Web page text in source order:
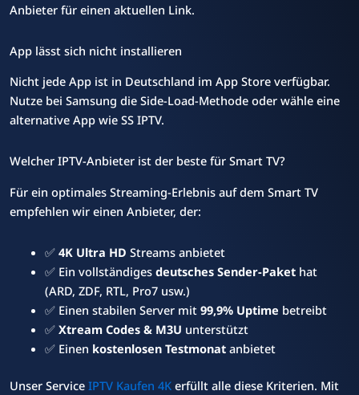
Anbieter für einen aktuellen Link.
App lässt sich nicht installieren
Nicht jede App ist in Deutschland im App Store verfügbar.
Nutze bei Samsung die Side-Load-Methode oder wähle eine
alternative App wie SS IPTV.
Welcher IPTV-Anbieter ist der beste für Smart TV?
Für ein optimales Streaming-Erlebnis auf dem Smart TV
empfehlen wir einen Anbieter, der:
✅ 4K Ultra HD Streams anbietet
✅ Ein vollständiges deutsches Sender-Pakethat
(ARD, ZDF, RTL, Pro7 usw.)
✅ Einen stabilen Server mit 99,9% Uptime betreibt
✅ Xtream Codes & M3U unterstützt
✅ Einen kostenlosen Testmonatanbietet
Unser Service IPTV Kaufen 4K erfüllt alle diese Kriterien. Mit